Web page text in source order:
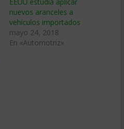
nuevos aranceles a
vehículos importados
mayo 24, 2018
En «Automotriz»